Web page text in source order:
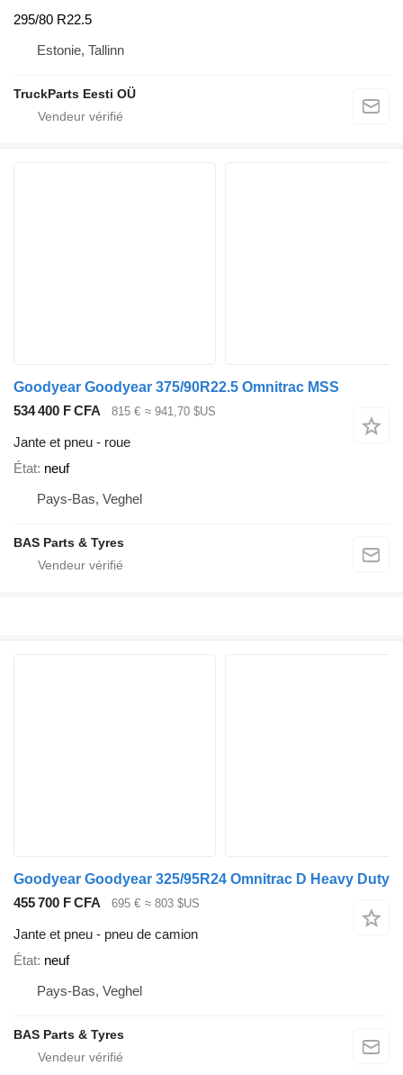
295/80 R22.5
Estonie, Tallinn
TruckParts Eesti OÜ
Goodyear Goodyear 375/90R22.5 Omnitrac MSS
534 400 F CFA
815 € ≈ 941,70 $US
Jante et pneu - roue
État neuf
Pays-Bas, Veghel
BAS Parts & Tyres
Goodyear Goodyear 325/95R24 Omnitrac D Heavy Duty
455 700 F CFA
695 € ≈ 803 $US
Jante et pneu - pneu de camion
État neuf
Pays-Bas, Veghel
BAS Parts & Tyres